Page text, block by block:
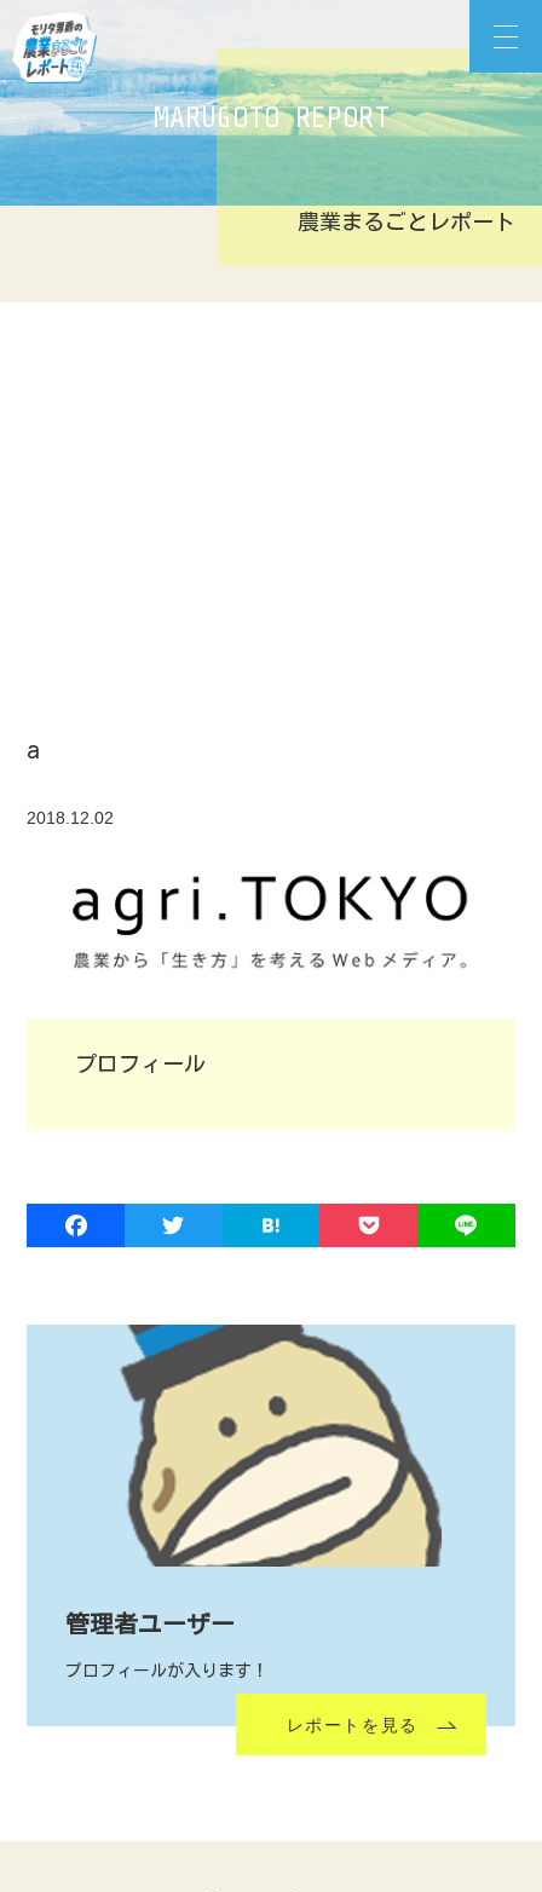
content
モリタ男爵の農業まるごとレポート
MARUGOTO REPORT
農業まるごとレポート
a
2018.12.02
プロフィール
管理者ユーザー
プロフィールが入ります！
レポートを見る